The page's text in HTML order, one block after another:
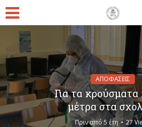
ΑΠΟΦΑΣΕΙΣ
Για τα κρούσματα
μέτρα στα
Πριν από 5 έτη 27